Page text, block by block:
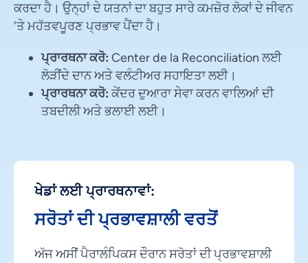
ਕਰਦਾ ਹੈ। ਉਨ੍ਹਾਂ ਦੇ ਯਤਨਾਂ ਦਾ ਬਹੁਤ ਸਾਰੇ ਕਮਜ਼ੋਰ ਲੋਕਾਂ ਦੇ ਜੀਵਨ
'ਤੇ ਮਹੱਤਵਪੂਰਣ ਪ੍ਰਭਾਵ ਪੈਂਦਾ ਹੈ।
ਪ੍ਰਾਰਥਨਾ ਕਰੋ: Center de la Reconciliation ਲਈ
ਲੋੜੀਂਦੇ ਦਾਨ ਅਤੇ ਵਲੰਟੀਅਰ ਸਹਾਇਤਾ ਲਈ।
ਪ੍ਰਾਰਥਨਾ ਕਰੋ: ਕੇਂਦਰ ਦੁਆਰਾ ਸੇਵਾ ਕਰਨ ਵਾਲਿਆਂ ਦੀ
ਤਬਦੀਲੀ ਅਤੇ ਭਲਾਈ ਲਈ।
ਖੇਡਾਂ ਲਈ ਪ੍ਰਾਰਥਨਾਵਾਂ:
ਸਰੋਤਾਂ ਦੀ ਪ੍ਰਭਾਵਸ਼ਾਲੀ ਵਰਤੋਂ
ਅੱਜ ਅਸੀਂ ਪੈਰਾਲੰਪਿਕਸ ਦੌਰਾਨ ਸਰੋਤਾਂ ਦੀ ਪ੍ਰਭਾਵਸ਼ਾਲੀ